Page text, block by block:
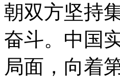
朝双方坚持
奋斗。中国
局面，向着